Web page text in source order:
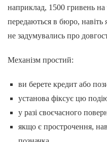
наприклад, 1500 гривень на
передаються в бюро,
не задумувались про
Механізм простий:
ви берете кредит або
установа фіксує цю
у разі своєчасного
якщо є прострочення,